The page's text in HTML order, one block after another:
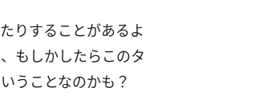
りすることがあるよ
もしかしたらこのタ
うことなのかも？